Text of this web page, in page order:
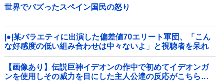
世界でバズったスペイン国民の怒り
|●|某バラエティに出演した偏差値70エリート軍団、「こん
な好感度の低い組み合わせは中々ないよ」と視聴者を呆れ
させてしまう
【画像あり】伝説巨神イデオンの作中で初めてイデオンガ
ンを使用しその威力を目にした主人公達の反応がこちら…